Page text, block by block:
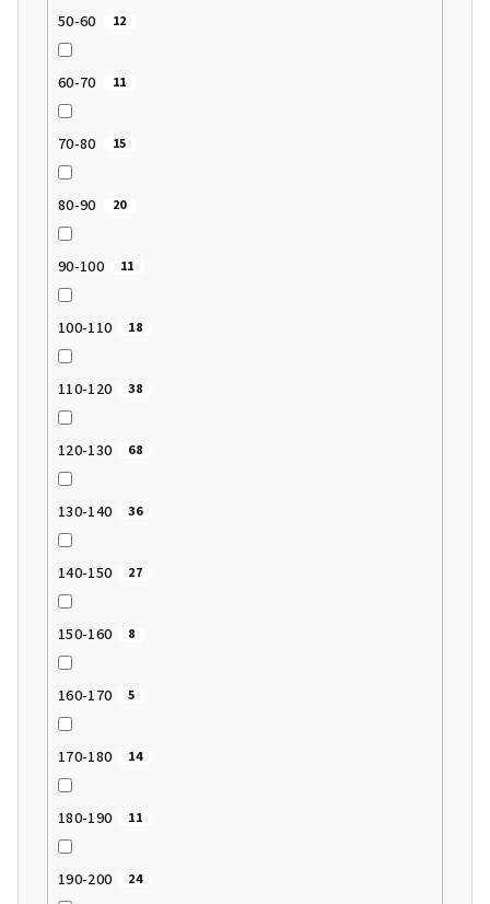
50-60 12
60-70 11
70-80 15
80-90 20
90-100 11
100-110 18
110-120 38
120-130 68
130-140 36
140-150 27
150-160 8
160-170 5
170-180 14
180-190 11
190-200 24